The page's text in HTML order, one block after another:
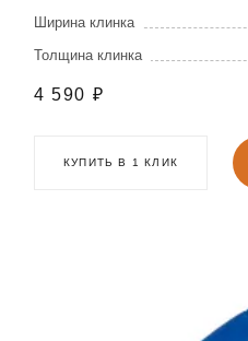
Ширина клинка
Толщина клинка
4 590 ₽
КУПИТЬ В 1 КЛИК